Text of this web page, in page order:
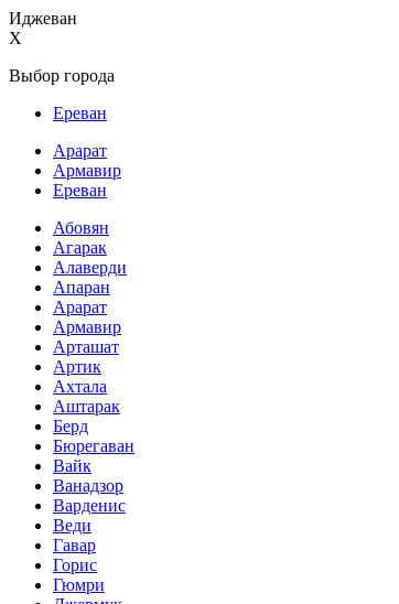
Иджеван
X
Выбор города
Ереван
Арарат
Армавир
Ереван
Абовян
Агарак
Алаверди
Апаран
Арарат
Армавир
Арташат
Артик
Ахтала
Аштарак
Берд
Бюрегаван
Вайк
Ванадзор
Варденис
Веди
Гавар
Горис
Гюмри